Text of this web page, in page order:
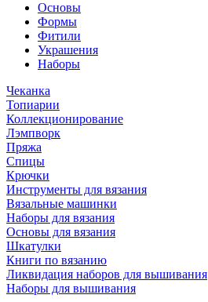
Основы
Формы
Фитили
Украшения
Наборы
Чеканка
Топиарии
Коллекционирование
Лэмпворк
Пряжа
Спицы
Крючки
Инструменты для вязания
Вязальные машинки
Наборы для вязания
Основы для вязания
Шкатулки
Книги по вязанию
Ликвидация наборов для вышивания
Наборы для вышивания